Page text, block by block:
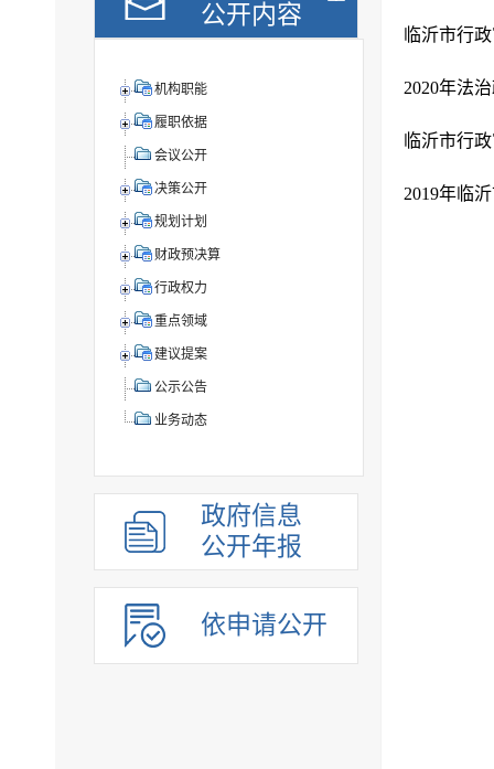
公开内容
机构职能
履职依据
会议公开
决策公开
规划计划
财政预决算
行政权力
重点领域
建议提案
公示公告
业务动态
政府信息
公开年报
依申请公开
临沂市行
2020年法
临沂市行
2019年临